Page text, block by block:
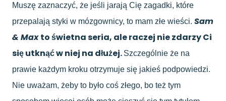
Muszę zaznaczyć, że jeśli jarają Cię zagadki, które
przepalają styki w mózgownicy, to mam złe wieści. Sam
& Maxto świetna seria, ale raczej nie zdarzy Ci
się utknąć w niej na dłużej. Szczególnie że na
prawie każdym kroku otrzymuje się jakieś podpowiedzi.
Nie uważam, żeby to było coś złego, bo też tym